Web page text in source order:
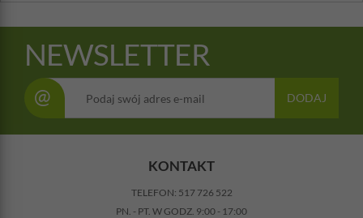
NEWSLETTER
@ DODAJ
KONTAKT
TELEFON: 517 726 522
PN. - PT. W GODZ. 9:00 - 17:00